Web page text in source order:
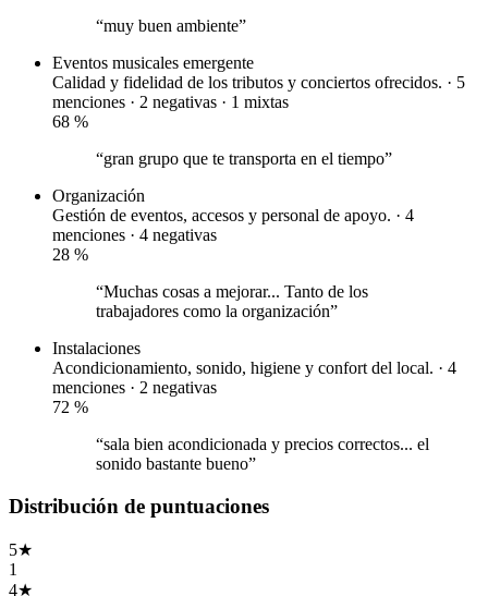
“muy buen ambiente”
Eventos musicales emergente
Calidad y fidelidad de los tributos y conciertos ofrecidos. · 5
menciones · 2 negativas · 1 mixtas
68 %
“gran grupo que te transporta en el tiempo”
Organización
Gestión de eventos, accesos y personal de apoyo. · 4
menciones · 4 negativas
28 %
“Muchas cosas a mejorar... Tanto de los
trabajadores como la organización”
Instalaciones
Acondicionamiento, sonido, higiene y confort del local. · 4
menciones · 2 negativas
72 %
“sala bien acondicionada y precios correctos... el
sonido bastante bueno”
Distribución de puntuaciones
5★
1
4★